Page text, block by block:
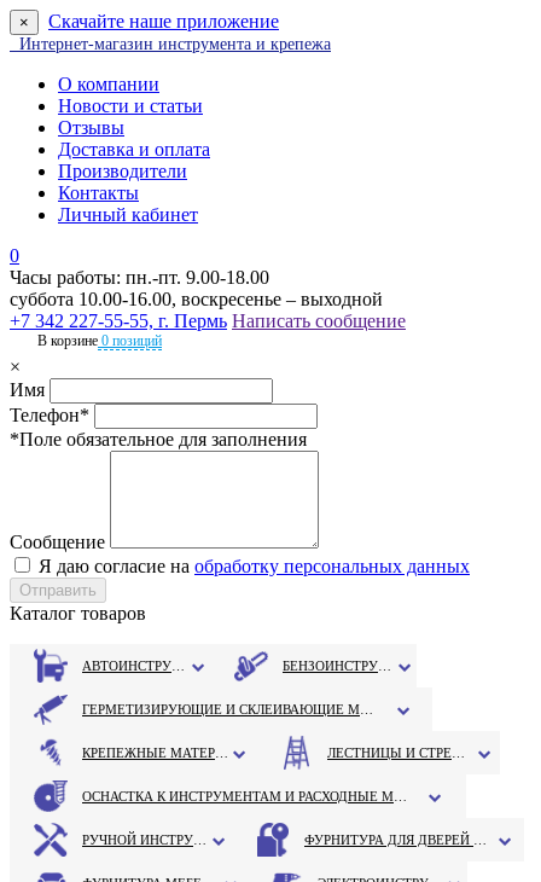
× Скачайте наше приложение
Интернет-магазин инструмента и крепежа
О компании
Новости и статьи
Отзывы
Доставка и оплата
Производители
Контакты
Личный кабинет
0
Часы работы: пн.-пт. 9.00-18.00
суббота 10.00-16.00, воскресенье – выходной
+7 342 227-55-55, г. Пермь Написать сообщение
В корзине 0 позиций
×
Имя
Телефон*
*Поле обязательное для заполнения
Сообщение
Я даю согласие на обработку персональных данных
Каталог товаров